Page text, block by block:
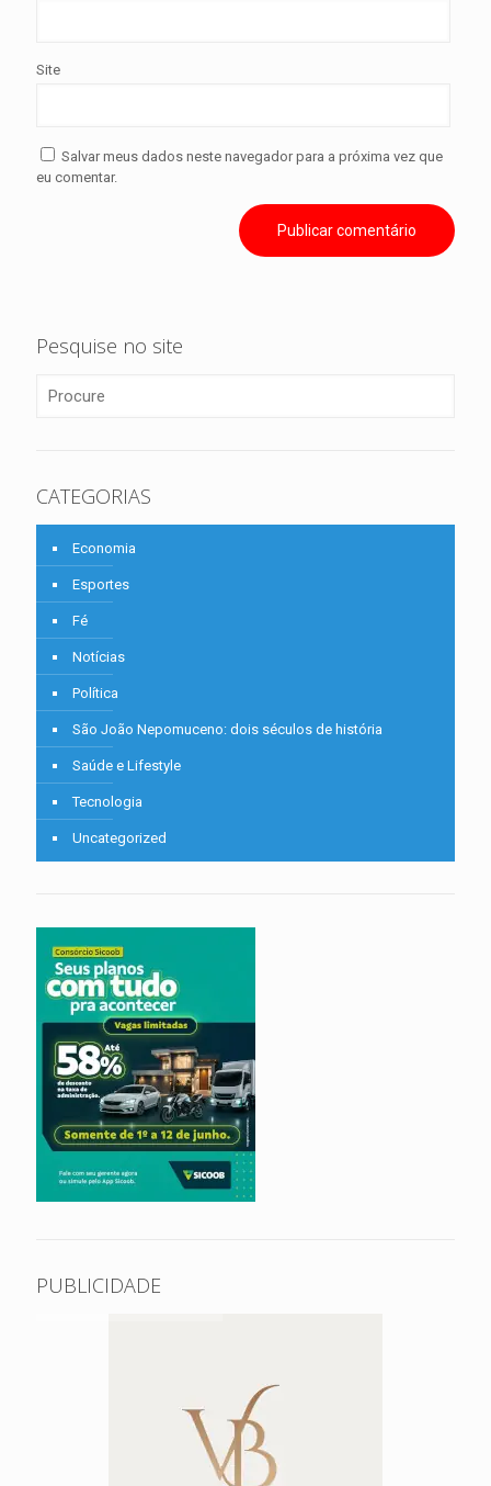
Site
Salvar meus dados neste navegador para a próxima vez que
eu comentar.
Pesquise no site
CATEGORIAS
Economia
Esportes
Fé
Notícias
Política
São João Nepomuceno: dois séculos de história
Saúde e Lifestyle
Tecnologia
Uncategorized
PUBLICIDADE